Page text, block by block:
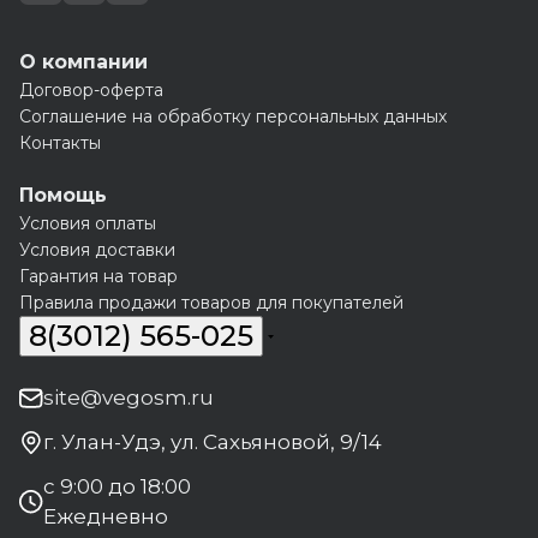
О компании
Договор-оферта
Соглашение на обработку персональных данных
Контакты
Помощь
Условия оплаты
Условия доставки
Гарантия на товар
Правила продажи товаров для покупателей
8(3012) 565-025
site@vegosm.ru
г. Улан-Удэ, ул. Сахьяновой, 9/14
с 9:00 до 18:00
Ежедневно